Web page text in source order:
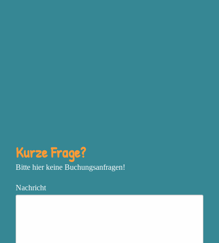
chaotischen Umfeld
Kurze Frage?
Bitte hier keine Buchungsanfragen!
Nachricht